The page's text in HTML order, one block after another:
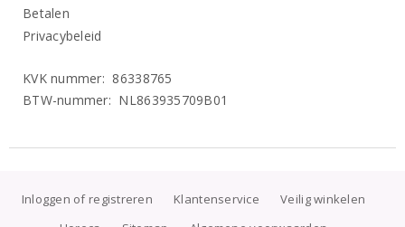
Betalen
Privacybeleid
KVK nummer: 86338765
BTW-nummer: NL863935709B01
Inloggen of registreren Klantenservice
Veilig winkelen